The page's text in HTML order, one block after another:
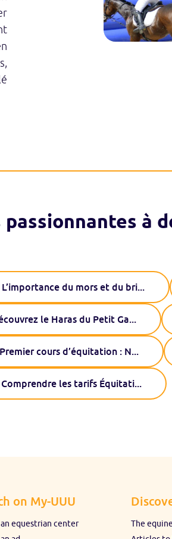
à
L’importance du mors et du bri...
le Haras du Petit Ga...
Premier cours d’équitation : N...
Comprendre les tarifs Équitati...
on My-UUU
equestrian center
The